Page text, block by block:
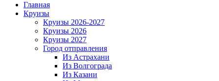
Главная
Круизы
Круизы 2026-2027
Круизы 2026
Круизы 2027
Город отправления
Из Астрахани
Из Волгограда
Из Казани